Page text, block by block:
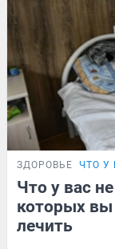
ЗДОРОВЬЕ ЧТО У
Что у вас
которых вы
лечить